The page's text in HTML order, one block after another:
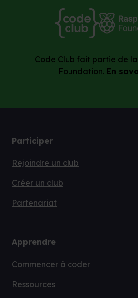
Code Club fait partie de
Foundation. En
Participer
Rejoindre un club
Créer un club
Partenariat
Apprendre
Commencer à coder
Ressources